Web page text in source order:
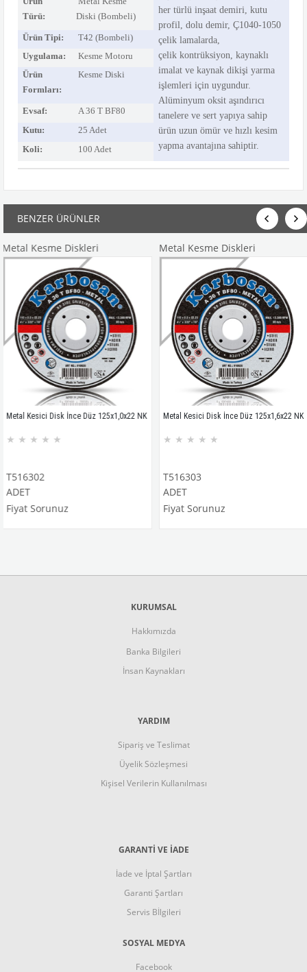
her türlü inşaat demiri, kutu
profil, dolu demir, Ç1040-1050
çelik lamalarda,
çelikkontrüksiyon, kaynaklı
imalat ve kaynak dikişi yarma
işlemleri için uygundur.
Alüminyum oksit aşındırıcı
tanelere ve sert yapıya sahip
ürün uzunömür ve hızlı kesim
yapma avantajına sahiptir.
Türü:
Diski (Bombeli)
Ürün Tipi:
T42 (Bombeli)
Uygulama:
Kesme Motoru
Ürün
Formları:
Kesme Diski
Evsaf:
A 36 T BF80
Kutu:
25 Adet
Koli:
100 Adet
BENZER ÜRÜNLER
Diskleri
Disk İnce Düz 125x1,0x22 NK
★ ★
Metal Kesme Diskleri
Metal Kesici Disk İnce Düz 125x1,6x22 NK
★ ★ ★
T516303
Fiyat Sorunuz
KURUMSAL
Hakkımızda
Banka Bilgileri
İnsan Kaynakları
YARDIM
Sipariş ve Teslimat
Üyelik Sözleşmesi
Kişisel Verilerin Kullanılması
GARANTI VE İADE
İade ve İptal Şartları
Garanti Şartları
Servis Bİlgileri
SOSYAL MEDYA
Facebook